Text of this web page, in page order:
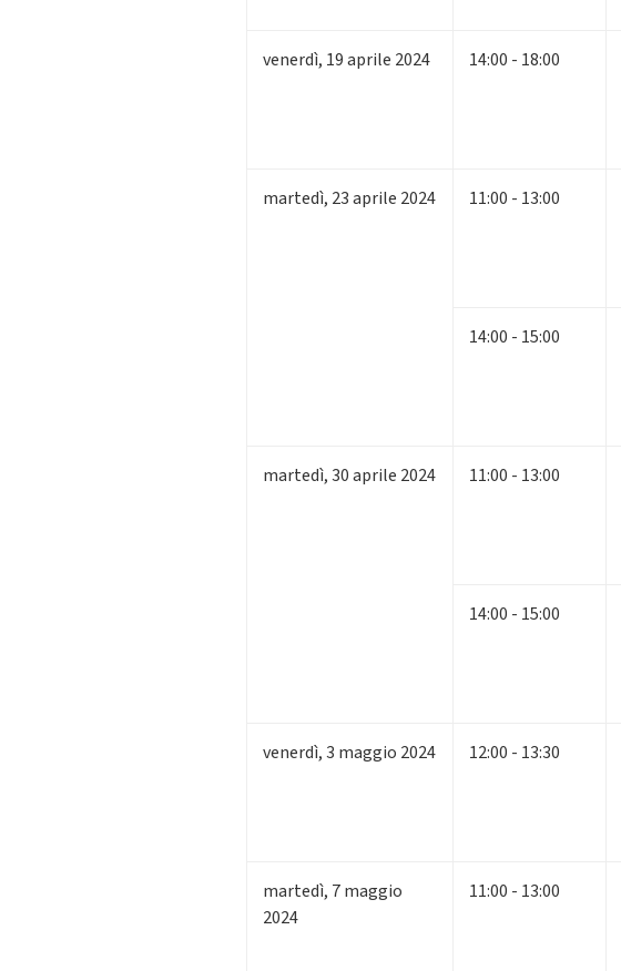
venerdì, 19aprile 2024 14:00 - 18:00
martedì, 23aprile 2024 11:00 - 13:00
14:00 - 15:00
martedì,30aprile 2024 11:00 - 13:00
14:00 - 15:00
venerdì,3 maggio 2024 12:00 - 13:30
martedì, 7maggio
2024
11:00 - 13:00